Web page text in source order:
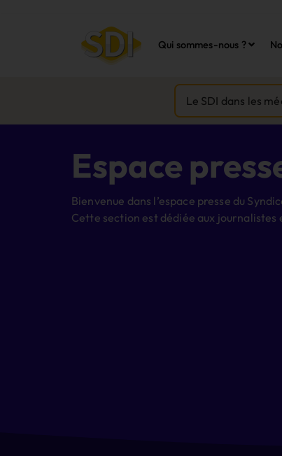
Qui sommes-nous ?
Le SDI dans les
Espace
Bienvenue dans l’espace presse du
Cette section est dédiée aux journalistes